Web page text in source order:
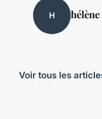
H hélène
Voir tous les